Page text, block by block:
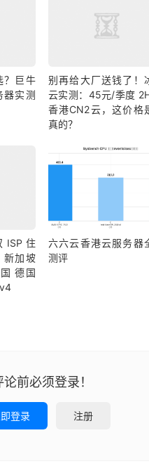
？巨牛
实测
别再给大厂送钱了！
云实测：45元/季度
香港CN2云，这价格
真的？
ISP 住
新加坡
德国
六六云香港云服务器
测评
论前必须登录！
登录 注册